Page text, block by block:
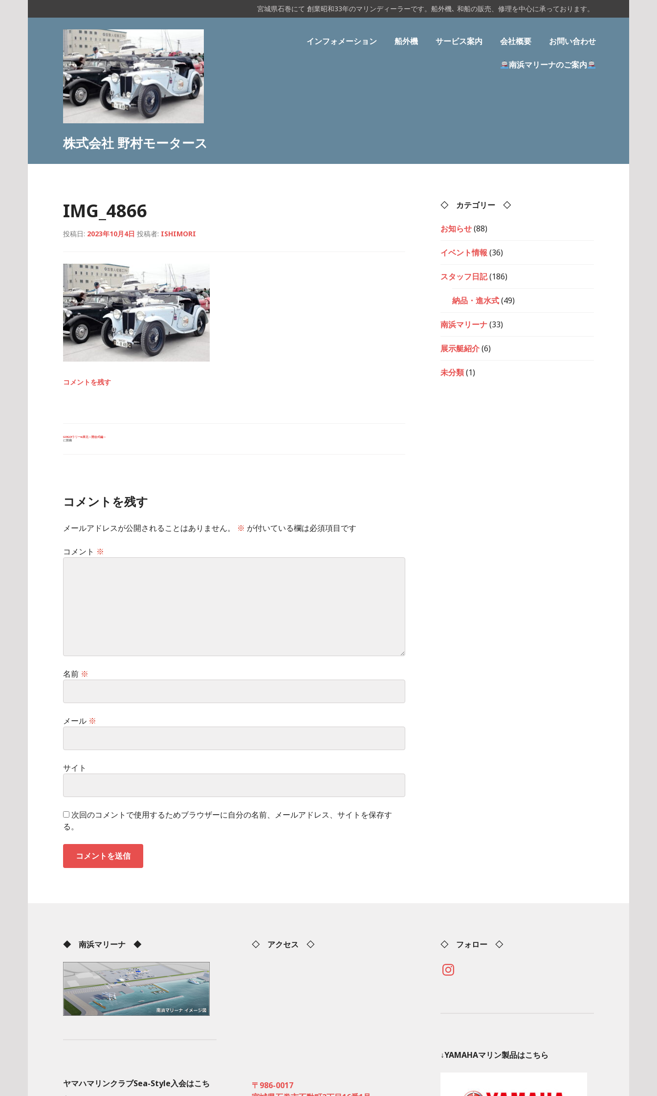
ン
宮城県石巻にて 創業昭和33年のマリンディーラーです。船外機､ 和船の販売、修理を中心に承っております。
株式会社 野村モータース
インフォメーション 船外機 サービス案内 会社概要 お問い合わせ
南浜マリーナのご案内
IMG_4866
投稿日: 2023年10月4日 投稿者: ISHIMORI
コメントを残す
投
GO!GO!ラリーin東北～開会式編～
に投稿
コメントを残す
メールアドレスが公開されることはありません。 ※ が付いている欄は必須項目です
コメント ※
名前 ※
メール ※
サイト
次回のコメントで使用するためブラウザーに自分の名前、メールアドレス、サイトを保存す
る。
◇ カテゴリー ◇
お知らせ(88)
イベント情報 (36)
スタッフ日記(186)
納品・進水式(49)
南浜マリーナ(33)
展示艇紹介(6)
未分類(1)
◆ 南浜マリーナ ◆
ヤマハマリンクラブSea-Style入会はこち
◇ アクセス ◇
〒986-0017
◇ フォロー ◇
Instagram
↓YAMAHAマリン製品はこちら